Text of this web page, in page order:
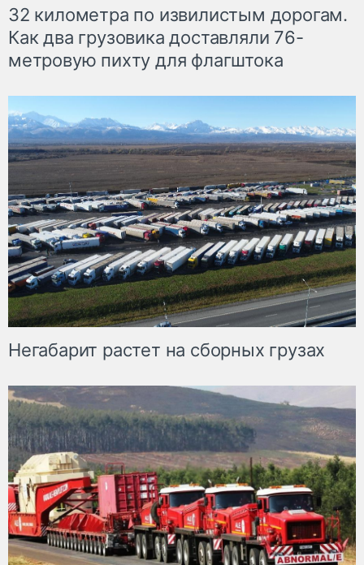
32 километра по извилистым дорогам.
Как два грузовика доставляли 76-
метровую пихту для флагштока
Негабарит растет на сборных грузах